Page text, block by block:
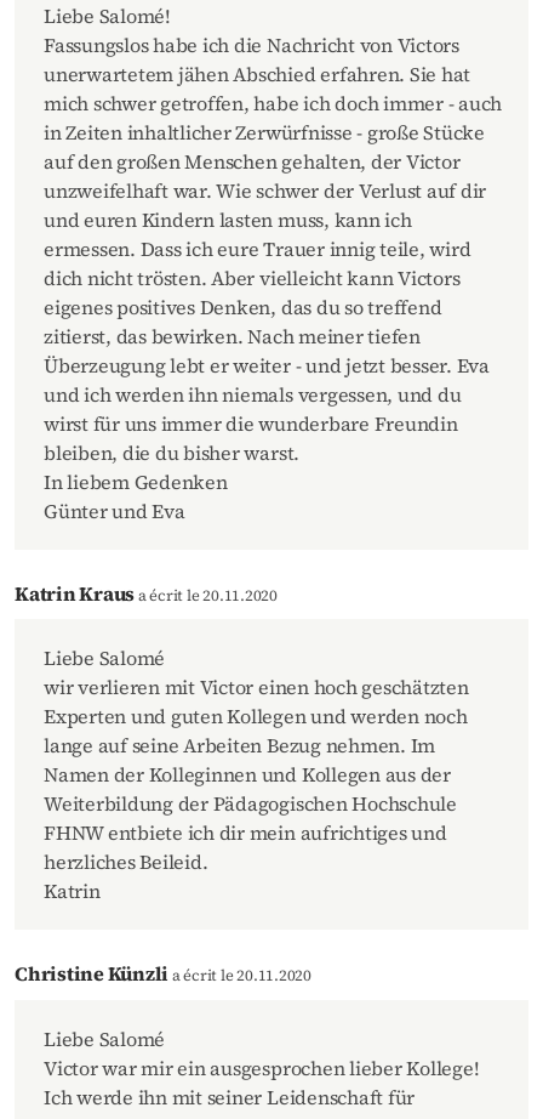
Liebe Salomé!
Fassungslos habe ich die Nachricht von Victors
unerwartetem jähen Abschied erfahren. Sie hat
mich schwer getroffen, habe ich doch immer - auch
in Zeiten inhaltlicher Zerwürfnisse - große Stücke
auf den großen Menschen gehalten, der Victor
unzweifelhaft war. Wie schwer der Verlust auf dir
und euren Kindern lasten muss, kann ich
ermessen. Dass ich eure Trauer innig teile, wird
dich nicht trösten. Aber vielleicht kann Victors
eigenes positives Denken, das du so treffend
zitierst, das bewirken. Nach meiner tiefen
Überzeugung lebt er weiter - und jetzt besser. Eva
und ich werden ihn niemals vergessen, und du
wirst für uns immer die wunderbare Freundin
bleiben, die du bisher warst.
In liebem Gedenken
Günter und Eva
Katrin Krausa écrit le 20.11.2020
Liebe Salomé
wir verlieren mit Victor einen hoch geschätzten
Experten und guten Kollegen und werden noch
lange auf seine Arbeiten Bezug nehmen. Im
Namen der Kolleginnen und Kollegen aus der
Weiterbildung der Pädagogischen Hochschule
FHNW entbiete ich dir mein aufrichtiges und
herzliches Beileid.
Katrin
Christine Künzli a écrit le 20.11.2020
Liebe Salomé
Victor war mir ein ausgesprochen lieber Kollege!
Ich werde ihn mit seiner Leidenschaft für